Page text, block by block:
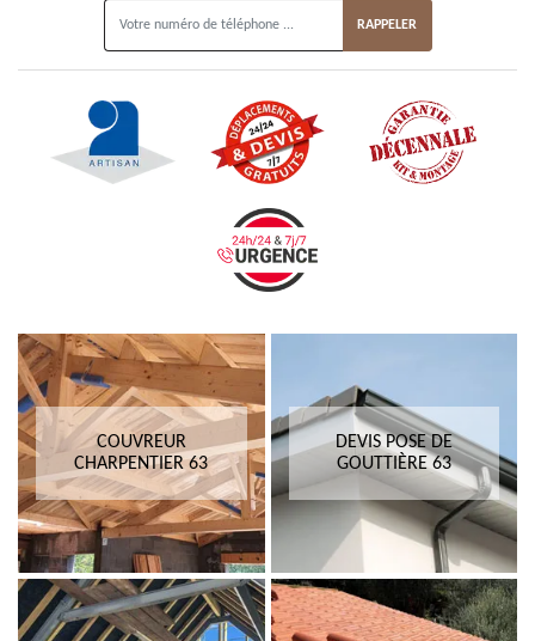
COUVREUR
CHARPENTIER 63
DEVIS POSE DE
GOUTTIÈRE 63